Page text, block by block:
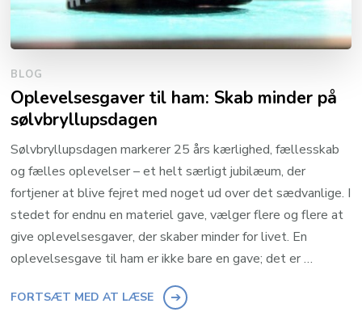
BLOG
Oplevelsesgaver til ham: Skab minder på
sølvbryllupsdagen
Sølvbryllupsdagen markerer 25 års kærlighed, fællesskab
og fælles oplevelser – et helt særligt jubilæum, der
fortjener at blive fejret med noget ud over det sædvanlige. I
stedet for endnu en materiel gave, vælger flere og flere at
give oplevelsesgaver, der skaber minder for livet. En
oplevelsesgave til ham er ikke bare en gave; det er …
FORTSÆT MED AT LÆSE